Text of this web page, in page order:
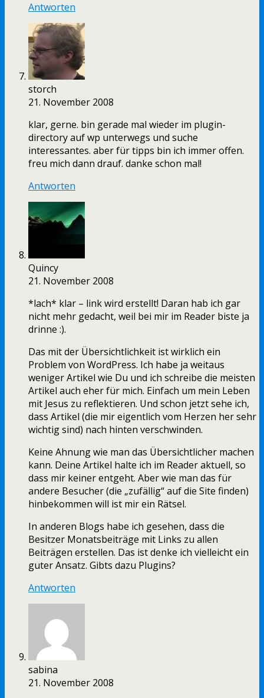
Antworten
storch
21. November 2008
klar, gerne. bin gerade mal wieder im plugin-
directory auf wp unterwegs und suche
interessantes. aber für tipps bin ich immer offen.
freu mich dann drauf. danke schon mal!
Antworten
Quincy
21. November 2008
*lach* klar – link wird erstellt! Daran hab ich gar
nicht mehr gedacht, weil bei mir im Reader biste ja
drinne :).
Das mit der Übersichtlichkeit ist wirklich ein
Problem von WordPress. Ich habe ja weitaus
weniger Artikel wie Du und ich schreibe die meisten
Artikel auch eher für mich. Einfach um mein Leben
mit Jesus zu reflektieren. Und schon jetzt sehe ich,
dass Artikel (die mir eigentlich vom Herzen her sehr
wichtig sind) nach hinten verschwinden.
Keine Ahnung wie man das Übersichtlicher machen
kann. Deine Artikel halte ich im Reader aktuell, so
dass mir keiner entgeht. Aber wie man das für
andere Besucher (die „zufällig“ auf die Site finden)
hinbekommen will ist mir ein Rätsel.
In anderen Blogs habe ich gesehen, dass die
Besitzer Monatsbeiträge mit Links zu allen
Beiträgen erstellen. Das ist denke ich vielleicht ein
guter Ansatz. Gibts dazu Plugins?
Antworten
sabina
21. November 2008